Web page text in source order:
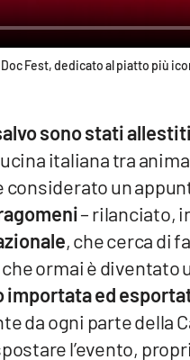
Fest, dedicato al piatto più
sono stati
italiana tra
un
– rilanciato,
, che cerca di
ormai è diventato u
ed
da ogni parte della
l’evento,